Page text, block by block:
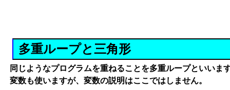
多重ループと三角形
同じようなプログラムを重ねることを多重ループといいま
変数も使いますが、変数の説明はここではしません。